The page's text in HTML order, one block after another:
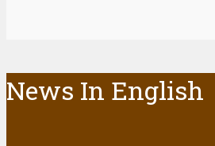
News In English